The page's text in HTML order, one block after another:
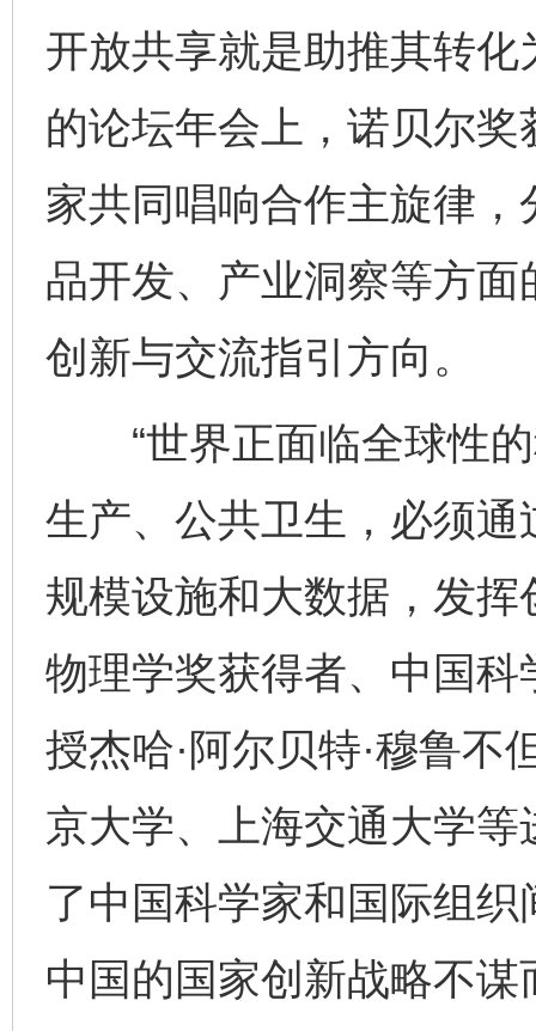
开放共享就是助推其转化
的论坛年会上，诺贝尔
家共同唱响合作主旋律
品开发、产业洞察等方
创新与交流指引方向。
“世界正面临全球性的
生产、公共卫生，必须
规模设施和大数据，发挥
物理学奖获得者、中国
授杰哈·阿尔贝特·穆鲁不
京大学、上海交通大学
了中国科学家和国际组
中国的国家创新战略不谋